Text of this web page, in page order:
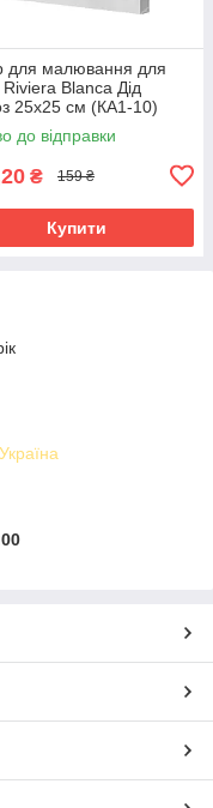
для малювання для
Riviera Blanca Дід
25x25 см (КА1-10)
до відправки
₴ 159 ₴
Купити